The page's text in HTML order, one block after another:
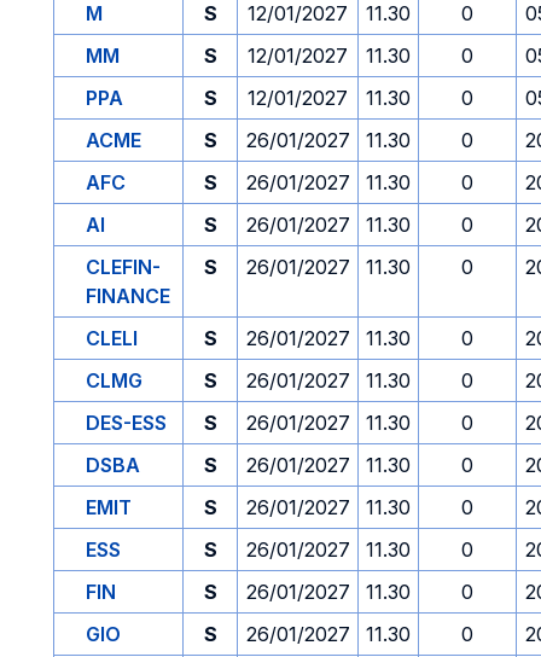
M
S 12/01/2027 11.30 0
MM
S 12/01/2027 11.30 0
PPA
S 12/01/2027 11.30 0
ACME
S 26/01/2027 11.30 0
AFC
S 26/01/2027 11.30 0
AI
S 26/01/2027 11.30 0
CLEFIN-
FINANCE
S 26/01/2027 11.30 0
CLELI S 26/01/2027 11.30 0
CLMG
S 26/01/2027 11.30 0
DES-ESS
S 26/01/2027 11.30 0
DSBA
S 26/01/2027 11.30 0
EMIT
S 26/01/2027 11.30 0
ESS
S 26/01/2027 11.30 0
FIN
S 26/01/2027 11.30 0
GIO
S 26/01/2027 11.30 0